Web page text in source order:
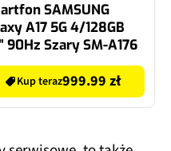
SAMSUNG
A17 5G 4/128GB
90Hz Szary SM-A176
Kup teraz999.99 zł